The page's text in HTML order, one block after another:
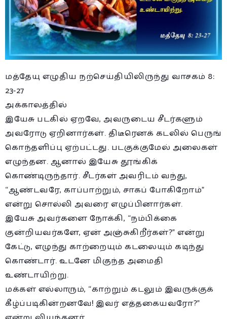
மத்தேயு எழுதிய நற்செய்தியிலிருந்து வாசகம் 8:
23-27
அக்காலத்தில்
இயேசு படகில் ஏறவே, அவருடைய சீடர்களும்
அவரோடு ஏறினார்கள். திடீரெனக் கடலில் பெருங்
கொந்தளிப்பு ஏற்பட்டது. படகுக்குமேல் அலைகள்
எழுந்தன. ஆனால் இயேசு தூங்கிக்
கொண்டிருந்தார். சீடர்கள் அவரிடம் வந்து,
“ஆண்டவரே, காப்பாற்றும், சாகப் போகிறோம்”
என்று சொல்லி அவரை எழுப்பினார்கள்.
இயேசு அவர்களை நோக்கி, “நம்பிக்கை
குன்றியவர்களே, ஏன் அஞ்சுகிறீர்கள்?” என்று
கேட்டு, எழுந்து காற்றையும் கடலையும் கடிந்து
கொண்டார். உடனே மிகுந்த அமைதி
உண்டாயிற்று.
மக்கள் எல்லாரும், “காற்றும் கடலும் இவருக்குக்
கீழ்ப்படிகின்றனவே! இவர் எத்தகையவரோ?”